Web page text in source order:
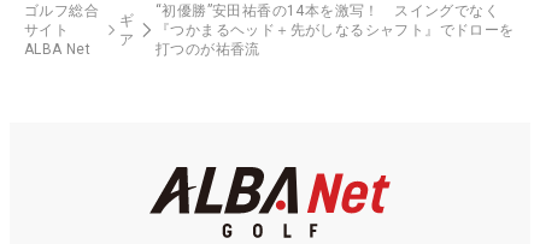
ゴルフ総合
サイト
ALBA Net
ギ
ア
“初優勝”安田祐香の14本を激写！ スイングでなく
『つかまるヘッド＋先がしなるシャフト』でドローを
打つのが祐香流